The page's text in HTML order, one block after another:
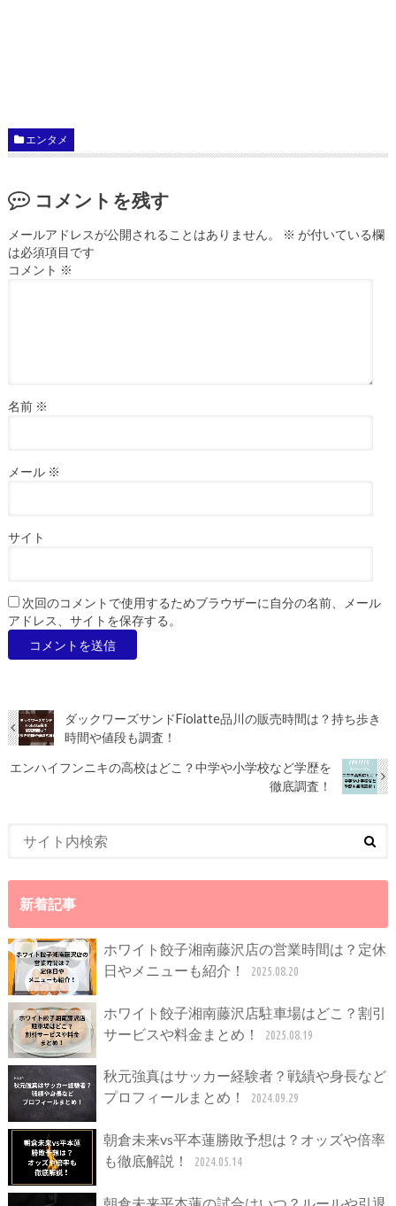
エンタメ
コメントを残す
メールアドレスが公開されることはありません。 ※ が付いている欄
は必須項目です
コメント ※
名前 ※
メール ※
サイト
次回のコメントで使用するためブラウザーに自分の名前、メール
アドレス、サイトを保存する。
ダックワーズサンドFiolatte品川の販売時間は？持ち歩き
時間や値段も調査！
エンハイフンニキの高校はどこ？中学や小学校など学歴を
徹底調査！
新着記事
ホワイト餃子湘南藤沢店の営業時間は？定休
日やメニューも紹介！
2025.08.20
ホワイト餃子湘南藤沢店駐車場はどこ？割引
サービスや料金まとめ！
2025.08.19
秋元強真はサッカー経験者？戦績や身長など
プロフィールまとめ！
2024.09.29
朝倉未来vs平本蓮勝敗予想は？オッズや倍率
も徹底解説！
2024.05.14